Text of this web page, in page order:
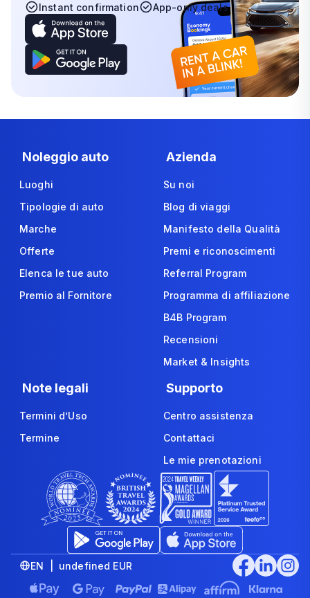
Instant confirmation
App-only deals
Noleggio auto
Luoghi
Tipologie di auto
Marche
Offerte
Elenca le tue auto
Premio al Fornitore
Azienda
Su noi
Blog di viaggi
Manifesto della Qualità
Premi e riconoscimenti
Referral Program
Programma di affiliazione
B4B Program
Recensioni
Market & Insights
Note legali
Termini d’Uso
Termine
Supporto
Centro assistenza
Contattaci
Le mie prenotazioni
EN | undefined EUR